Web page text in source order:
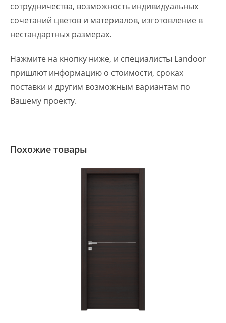
сотрудничества, возможность индивидуальных
сочетаний цветов и материалов, изготовление в
нестандартных размерах.
Нажмите на кнопку ниже, и специалисты Landoor
пришлют информацию о стоимости, сроках
поставки и другим возможным вариантам по
Вашему проекту.
Похожие товары